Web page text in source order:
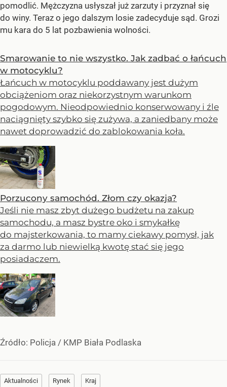
pomodlić. Mężczyzna usłyszał już zarzuty i przyznał się
do winy. Teraz o jego dalszym losie zadecyduje sąd. Grozi
mu kara do 5 lat pozbawienia wolności.
Smarowanie to nie wszystko. Jak zadbać o łańcuch
w motocyklu?
Łańcuch w motocyklu poddawany jest dużym
obciążeniom oraz niekorzystnym warunkom
pogodowym. Nieodpowiednio konserwowany i źle
naciągnięty szybko się zużywa, a zaniedbany może
nawet doprowadzić do zablokowania koła.
Porzucony samochód. Złom czy okazja?
Jeśli nie masz zbyt dużego budżetu na zakup
samochodu, a masz bystre oko i smykałkę
do majsterkowania, to mamy ciekawy pomysł, jak
za darmo lub niewielką kwotę stać się jego
posiadaczem.
Źródło: Policja / KMP Biała Podlaska
Aktualności Rynek Kraj